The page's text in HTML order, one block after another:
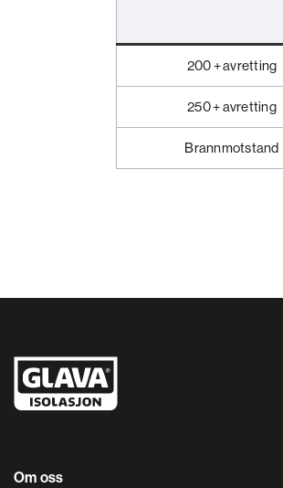
200 + avretting
250 + avretting
Brannmotstand
Om oss